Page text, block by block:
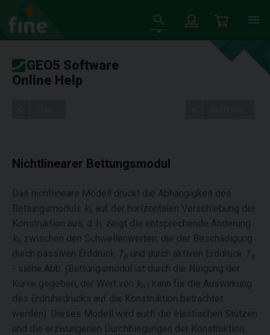
GEO5 Software
Online Help
Nichtlinearer Bettungsmodul
Das nichtlineare Modell drückt die Abhängigkeit des
Bettungsmoduls kh auf der horizontalen Verschiebung der
Konstruktion aus, d. h. zeigt die entsprechende Änderung
kh zwischen den Schwellenwerten, die der Beschädigung
durch passiven Erddruck Tp und durch aktiven Erddruck T a
- siehe Abb. (Bettungsmodul ist durch die Neigung der
Kurve gegeben, der Wert von kh1 kann für die Auswirkung
des Erdruhedrucks auf die Konstruktion betrachtet
werden). Dieses Modell wird auch die elastischen Stützen
und die erzwungenen Durchbiegungen der Konstruktion,